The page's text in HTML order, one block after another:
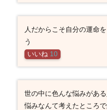
人だからこそ自分の運命
う
いいね 10
世の中に色んな悩みがあ
悩みなんて考えたところ